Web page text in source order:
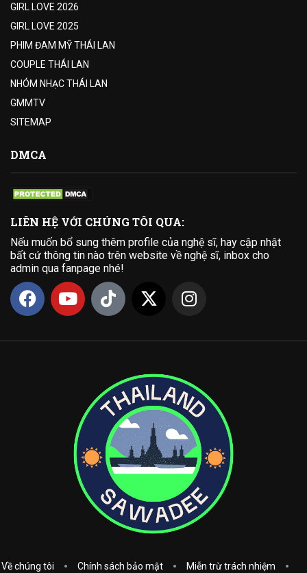
GIRL LOVE 2026
GIRL LOVE 2025
PHIM ĐAM MỸ THÁI LAN
COUPLE THÁI LAN
NHÓM NHẠC THÁI LAN
GMMTV
SITEMAP
DMCA
LIÊN HỆ VỚI CHÚNG TÔI QUA:
Nếu muốn bổ sung thêm profile của nghệ sĩ, hay cập nhật
bất cứ thông tin nào trên website về nghệ sĩ, inbox cho
admin qua fanpage nhé!
Về chúng tôi Chính sách bảo mật Miễn trừ trách nhiệm